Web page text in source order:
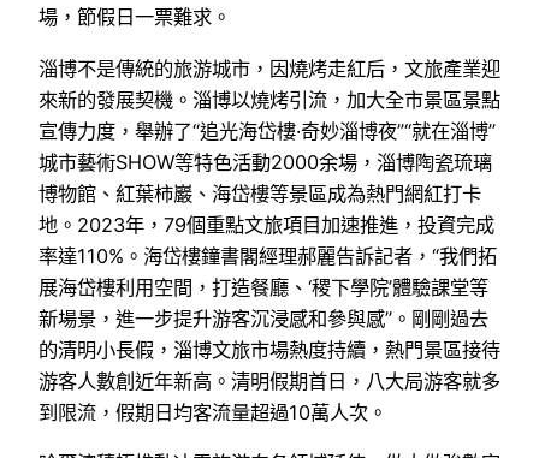
場，節假日一票難求。
淄博不是傳統的旅游城市，因燒烤走紅后，文旅產業迎
來新的發展契機。淄博以燒烤引流，加大全市景區景點
宣傳力度，舉辦了“追光海岱樓·奇妙淄博夜”“就在淄博”
城市藝術SHOW等特色活動2000余場，淄博陶瓷琉璃
博物館、紅葉柿巖、海岱樓等景區成為熱門網紅打卡
地。2023年，79個重點文旅項目加速推進，投資完成
率達110%。海岱樓鐘書閣經理郝麗告訴記者，“我們拓
展海岱樓利用空間，打造餐廳、‘稷下學院’體驗課堂等
新場景，進一步提升游客沉浸感和參與感”。剛剛過去
的清明小長假，淄博文旅市場熱度持續，熱門景區接待
游客人數創近年新高。清明假期首日，八大局游客就多
到限流，假期日均客流量超過10萬人次。